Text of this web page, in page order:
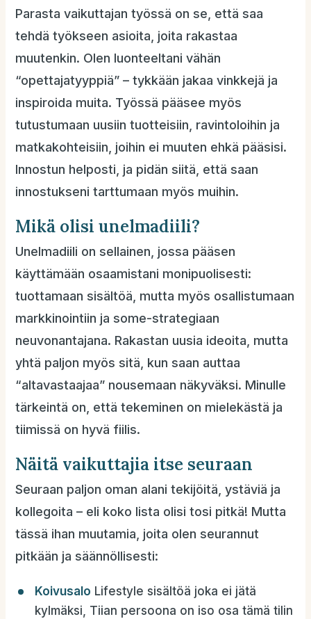
Parasta vaikuttajan työssä on se, että saa
tehdä työkseen asioita, joita rakastaa
muutenkin. Olen luonteeltani vähän
“opettajatyyppiä” – tykkään jakaa vinkkejä ja
inspiroida muita. Työssä pääsee myös
tutustumaan uusiin tuotteisiin, ravintoloihin ja
matkakohteisiin, joihin ei muuten ehkä pääsisi.
Innostun helposti, ja pidän siitä, että saan
innostukseni tarttumaan myös muihin.
Mikä olisi unelmadiili?
Unelmadiili on sellainen, jossa pääsen
käyttämään osaamistani monipuolisesti:
tuottamaan sisältöä, mutta myös osallistumaan
markkinointiin ja some-strategiaan
neuvonantajana. Rakastan uusia ideoita, mutta
yhtä paljon myös sitä, kun saan auttaa
“altavastaajaa” nousemaan näkyväksi. Minulle
tärkeintä on, että tekeminen on mielekästä ja
tiimissä on hyvä fiilis.
Näitä vaikuttajia itse seuraan
Seuraan paljon oman alani tekijöitä, ystäviä ja
kollegoita – eli koko lista olisi tosi pitkä! Mutta
tässä ihan muutamia, joita olen seurannut
pitkään ja säännöllisesti:
Koivusalo Lifestyle sisältöä joka ei jätä
kylmäksi, Tiian persoona on iso osa tämä tilin